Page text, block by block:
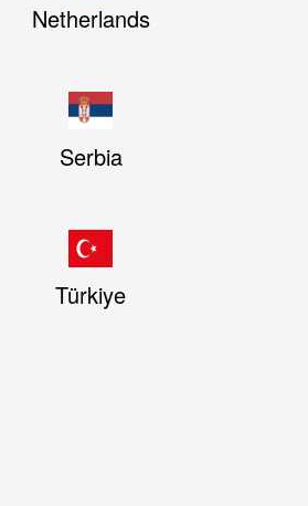
Netherlands
Serbia
Türkiye